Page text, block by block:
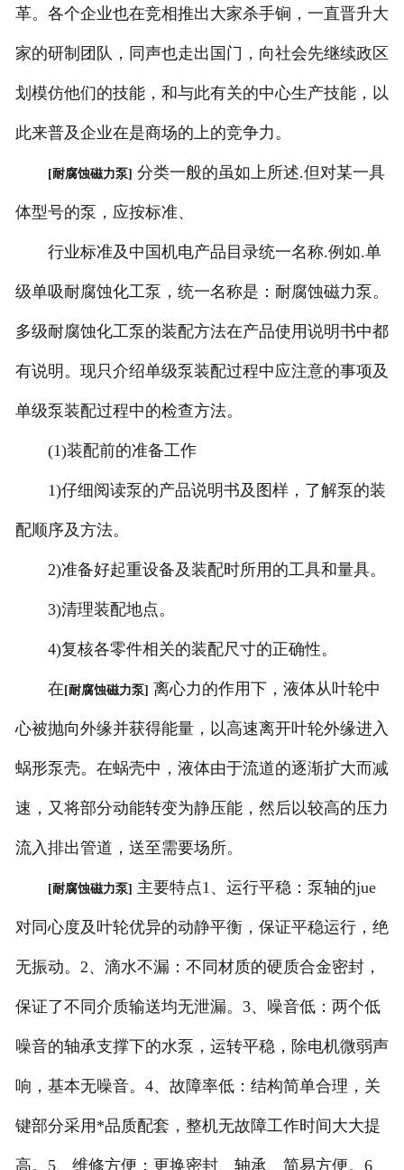
革。各个企业也在竞相推出大家杀手锏，一直晋升大
家的研制团队，同声也走出国门，向社会先继续政区
划模仿他们的技能，和与此有关的中心生产技能，以
此来普及企业在是商场的上的竞争力。
[耐腐蚀磁力泵] 分类一般的虽如上所述.但对某一具
体型号的泵，应按标准、
行业标准及中国机电产品目录统一名称.例如.单
级单吸耐腐蚀化工泵，统一名称是：耐腐蚀磁力泵。
多级耐腐蚀化工泵的装配方法在产品使用说明书中都
有说明。现只介绍单级泵装配过程中应注意的事项及
单级泵装配过程中的检查方法。
(1)装配前的准备工作
1)仔细阅读泵的产品说明书及图样，了解泵的装
配顺序及方法。
2)准备好起重设备及装配时所用的工具和量具。
3)清理装配地点。
4)复核各零件相关的装配尺寸的正确性。
在[耐腐蚀磁力泵] 离心力的作用下，液体从叶轮中
心被抛向外缘并获得能量，以高速离开叶轮外缘进入
蜗形泵壳。在蜗壳中，液体由于流道的逐渐扩大而减
速，又将部分动能转变为静压能，然后以较高的压力
流入排出管道，送至需要场所。
[耐腐蚀磁力泵] 主要特点1、运行平稳：泵轴的jue
对同心度及叶轮优异的动静平衡，保证平稳运行，绝
无振动。2、滴水不漏：不同材质的硬质合金密封，
保证了不同介质输送均无泄漏。3、噪音低：两个低
噪音的轴承支撑下的水泵，运转平稳，除电机微弱声
响，基本无噪音。4、故障率低：结构简单合理，关
键部分采用*品质配套，整机无故障工作时间大大提
高。5、维修方便：更换密封、轴承、简易方便。6、